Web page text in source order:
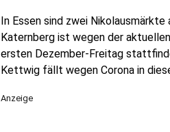
In Essen sind zwei
Katernberg ist wegen der
ersten Dezember-Freitag
Kettwig fällt wegen Corona in
Anzeige